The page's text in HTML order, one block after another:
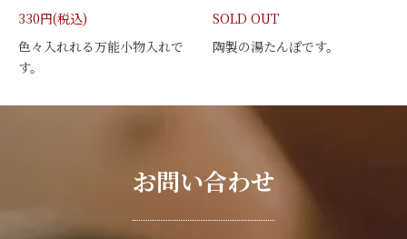
330円(税込)
色々入れれる万能小物入れで
す。
SOLD OUT
陶製の湯たんぽです。
お問い合わせ